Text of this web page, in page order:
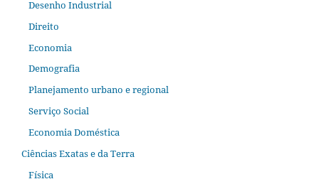
Desenho Industrial
Direito
Economia
Demografia
Planejamento urbano e regional
Serviço Social
Economia Doméstica
Ciências Exatas e da Terra
Física